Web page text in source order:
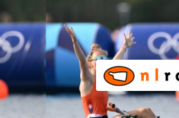
to
content
NLroei
Roeinieuws Nieuws en achtergronden